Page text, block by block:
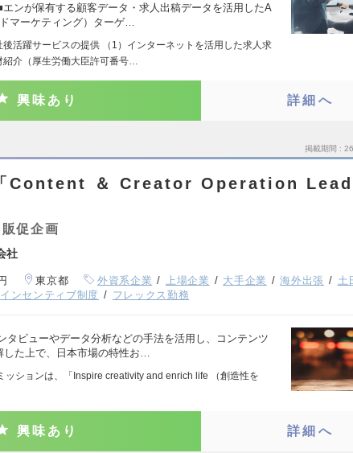
エンが保有する顧客データ・求人出稿データを活用したA
マーケティング）ターゲ…
後活躍サービスの提供 （1）インターネットを活用した求人求
介（厚生労働大臣許可番号…
興味あり 詳細へ
掲載期間
Content ＆ Creator Operation
促企画
社
東京都 外資系企業 上場企業 大手企業 海外出張
土
インセンティブ制度 フレックス勤務
タビューやデータ分析などの手法を活用し、コンテンツ
した上で、日本市場の特性お…
ッションは、「Inspire creativity and enrich life （創造性を
興味あり 詳細へ